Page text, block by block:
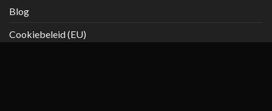
Blog
Cookiebeleid (EU)